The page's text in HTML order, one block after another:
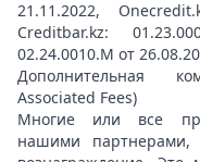
21.11.2022,
Creditbar.kz:
02.24.0010.М от
Дополнительная
Associated Fees)
Многие или все
нашими